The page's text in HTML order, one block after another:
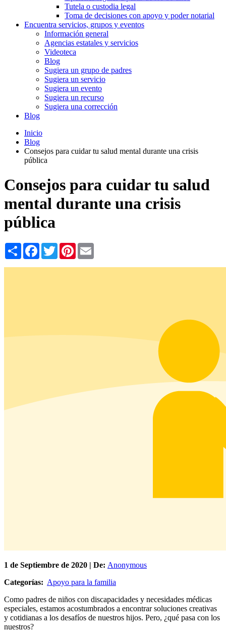
Tutela o custodia legal
Toma de decisiones con apoyo y poder notarial
Encuentra servicios, grupos y eventos
Información general
Agencias estatales y servicios
Videoteca
Blog
Sugiera un grupo de padres
Sugiera un servicio
Sugiera un evento
Sugiera un recurso
Sugiera una corrección
Blog
Inicio
Blog
Consejos para cuidar tu salud mental durante una crisis
pública
Consejos para cuidar tu salud
mental durante una crisis
pública
Share Facebook
TwitterPinterest
1 de Septiembre de 2020 | De: Anonymous
Categorías: Apoyo para la familia
Como padres de niños con discapacidades y necesidades médicas
especiales, estamos acostumbrados a encontrar soluciones creativas
y cotidianas a los desafíos de nuestros hijos. Pero, ¿qué pasa con los
nuestros?